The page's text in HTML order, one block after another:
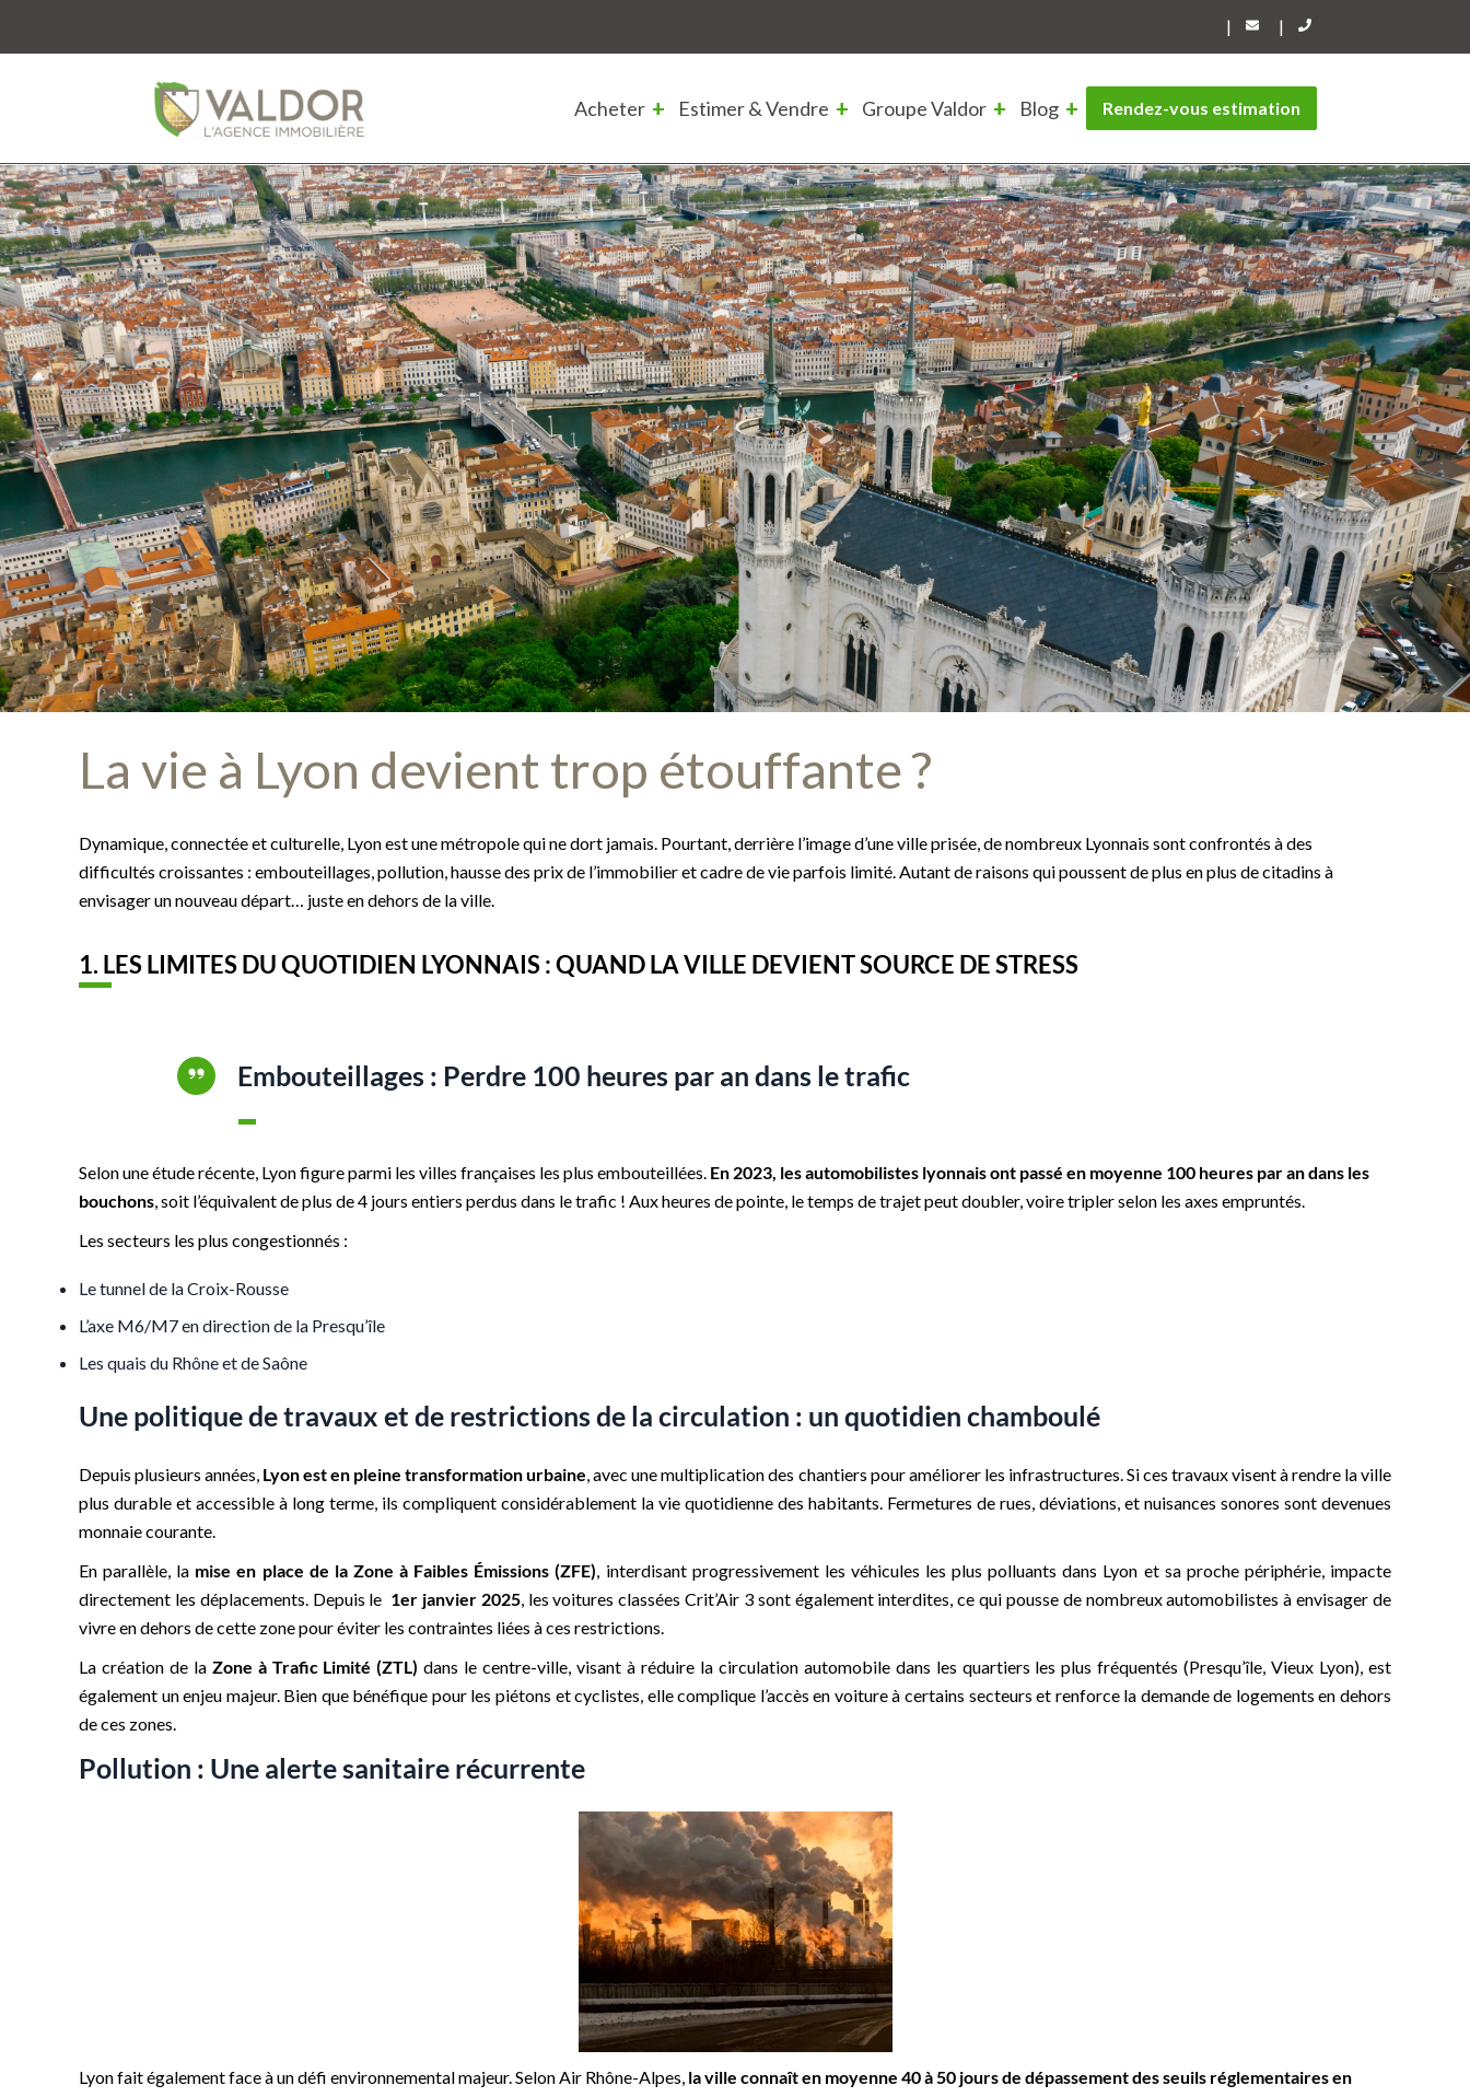
| |
Acheter Estimer & Vendre Groupe Valdor Blog Rendez-vous estimation
La vie à Lyon devient trop étouffante ?
Dynamique, connectée et culturelle, Lyon est une métropole qui ne dort jamais. Pourtant, derrière l’image d’une ville prisée, de nombreux Lyonnais sont confrontés à des
difficultés croissantes : embouteillages, pollution, hausse des prix de l’immobilier et cadre de vie parfois limité. Autant de raisons qui poussent de plus en plus de citadins à
envisager un nouveau départ… juste en dehors de la ville.
1. LES LIMITES DU QUOTIDIEN LYONNAIS : QUAND LA VILLE DEVIENT SOURCE DE STRESS
Embouteillages : Perdre 100 heures par an dans le trafic
Selon une étude récente, Lyon figure parmi les villes françaises les plus embouteillées. En 2023, les automobilistes lyonnais ont passé en moyenne 100 heures par an dans les
bouchons, soit l’équivalent de plus de 4 jours entiers perdus dans le trafic ! Aux heures de pointe, le temps de trajet peut doubler, voire tripler selon les axes empruntés.
Les secteurs les plus congestionnés :
Le tunnel de la Croix-Rousse
L’axe M6/M7 en direction de la Presqu’île
Les quais du Rhône et de Saône
Une politique de travaux et de restrictions de la circulation : un quotidien chamboulé
Depuis plusieurs années, Lyon est en pleine transformation urbaine , avec une multiplication des chantiers pour améliorer les infrastructures. Si ces travaux visent à rendre la ville
plus durable et accessible à long terme, ils compliquent considérablement la vie quotidienne des habitants. Fermetures de rues, déviations, et nuisances sonores sont devenues
monnaie courante.
En parallèle, la mise en place de la Zone à Faibles Émissions (ZFE) , interdisant progressivement les véhicules les plus polluants dans Lyon et sa proche périphérie, impacte
directement les déplacements. Depuis le 1er janvier 2025, les voitures classées Crit’Air 3 sont également interdites, ce qui pousse de nombreux automobilistes à envisager de
vivre en dehors de cette zone pour éviter les contraintes liées à ces restrictions.
La création de la Zone à Trafic Limité (ZTL) dans le centre-ville, visant à réduire la circulation automobile dans les quartiers les plus fréquentés (Presqu’île, Vieux Lyon), est
également un enjeu majeur. Bien que bénéfique pour les piétons et cyclistes, elle complique l’accès en voiture à certains secteurs et renforce la demande de logements en dehors
de ces zones.
Pollution : Une alerte sanitaire récurrente
Lyon fait également face à un défi environnemental majeur. Selon Air Rhône-Alpes, la ville connaît en moyenne 40 à 50 jours de dépassement des seuils réglementaires en